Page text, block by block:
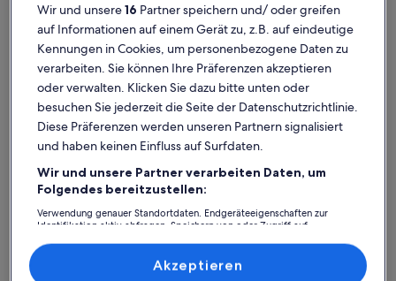
Forggensee: Entdecke
Ferienwohnungen und
Apartments
Weitere Infos zu For Moments Apartments & Spa Weitere
Wir und unsere16 Partner speichern und/ oder greifen
auf Informationen auf einem Gerät zu, z.B. auf eindeutige
Kennungen in Cookies, um personenbezogene Daten zu
verarbeiten. Sie können Ihre Präferenzen akzeptieren
oder verwalten. Klicken Sie dazu bitte unten oder
besuchen Sie jederzeit die Seite der Datenschutzrichtlinie.
Diese Präferenzen werden unseren Partnern signalisiert
und haben keinen Einfluss auf Surfdaten.
Wir und unsere Partner verarbeiten Daten, um
Folgendes bereitzustellen:
Verwendung genauer Standortdaten. Endgeräteeigenschaften zur
Identifikation aktiv abfragen. Speichern von oder Zugriff auf
Inhalte, Messung von Werbeleistung und der Performance von Inhalten,
Zielgruppenforschung sowie Entwicklung und Verbesserung von
Akzeptieren